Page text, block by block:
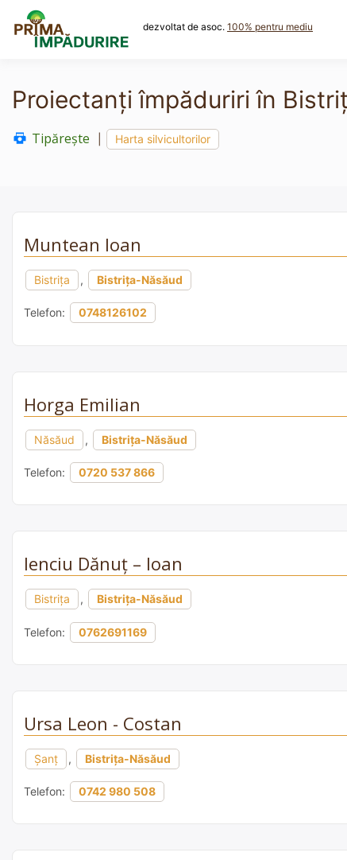
content
dezvoltat de asoc. 100% pentru mediu
Proiectanți împăduriri în
Tipărește Harta silvicultorilor
Muntean Ioan
Bistrița , Bistrița-Năsăud
Telefon: 0748126102
Horga Emilian
Năsăud , Bistrița-Năsăud
Telefon: 0720 537 866
Ienciu Dănuț – Ioan
Bistrița , Bistrița-Năsăud
Telefon: 0762691169
Ursa Leon - Costan
Şanţ , Bistrița-Năsăud
Telefon: 0742 980 508